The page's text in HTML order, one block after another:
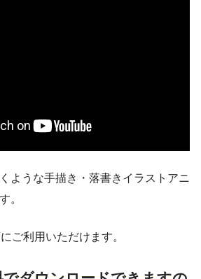
ような手描き・落書きイラストアニ
。
ご利用いただけます。